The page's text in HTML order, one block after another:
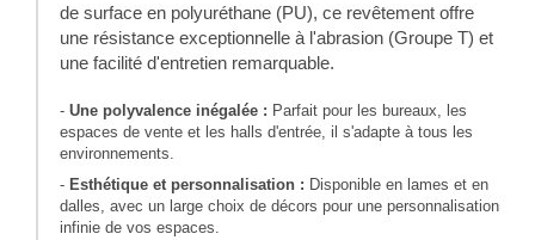
de surface en polyuréthane (PU), ce revêtement offre
une résistance exceptionnelle à l'abrasion (Groupe T) et
une facilité d'entretien remarquable.
- Une polyvalence inégalée : Parfait pour les bureaux, les
espaces de vente et les halls d'entrée, il s'adapte à tous les
environnements.
- Esthétique et personnalisation : Disponible en lames et en
dalles, avec un large choix de décors pour une personnalisation
infinie de vos espaces.